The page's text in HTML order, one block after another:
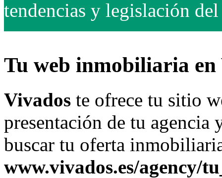
tendencias y legislación del
Tu web inmobiliaria en
Vivados te ofrece tu sitio
presentación de tu agencia
buscar tu oferta
www.vivados.es/agency/